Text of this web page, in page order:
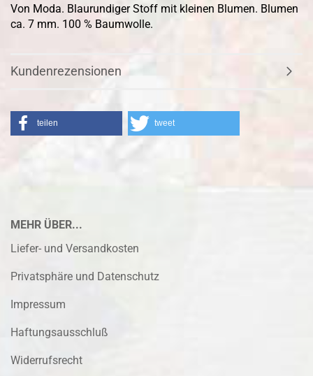
Von Moda. Blaurundiger Stoff mit kleinen Blumen. Blumen
ca. 7 mm. 100 % Baumwolle.
Kundenrezensionen
teilen tweet
MEHR ÜBER...
Liefer- und Versandkosten
Privatsphäre und Datenschutz
Impressum
Haftungsausschluß
Widerrufsrecht